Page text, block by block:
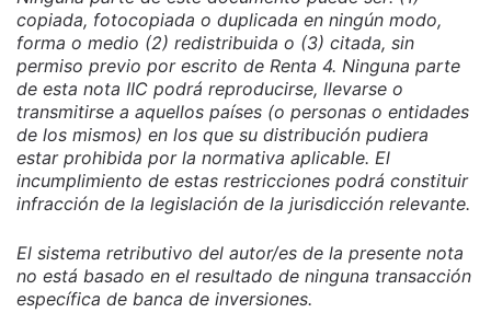
copiada, fotocopiada o duplicada en ningún modo,
forma o medio (2) redistribuida o (3) citada, sin
permiso previo por escrito de Renta 4. Ninguna parte
de esta nota IIC podrá reproducirse, llevarse o
transmitirse a aquellos países (o personas o entidades
de los mismos) en los que su distribución pudiera
estar prohibida por la normativa aplicable. El
incumplimiento de estas restricciones podrá constituir
infracción de la legislación de la jurisdicción relevante.
El sistema retributivo del autor/es de la presente nota
no está basado en el resultado de ninguna transacción
específica de banca de inversiones.